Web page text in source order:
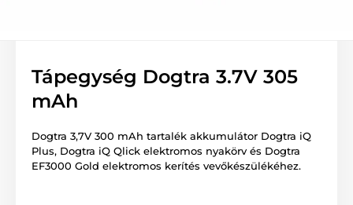
Tápegység Dogtra 3.7V 305
mAh
Dogtra 3,7V 300 mAh tartalék akkumulátor Dogtra iQ
Plus, Dogtra iQ Qlick elektromos nyakörv és Dogtra
EF3000 Gold elektromos kerítés vevőkészülékéhez.